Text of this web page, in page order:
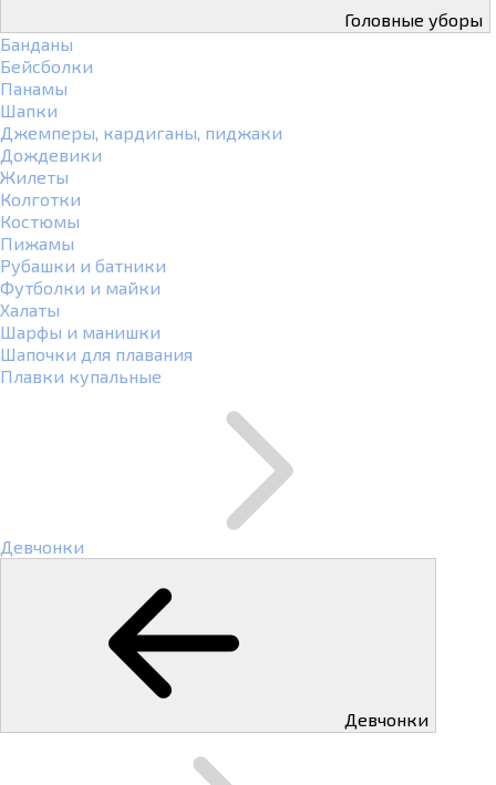
Головные уборы
Банданы
Бейсболки
Панамы
Шапки
Джемперы, кардиганы, пиджаки
Дождевики
Жилеты
Колготки
Костюмы
Пижамы
Рубашки и батники
Футболки и майки
Халаты
Шарфы и манишки
Шапочки для плавания
Плавки купальные
Девчонки
Девчонки